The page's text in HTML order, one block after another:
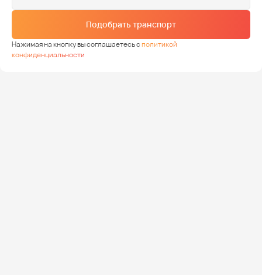
Подобрать транспорт
Нажимая на кнопку вы соглашаетесь сполитикой
конфиденциальности